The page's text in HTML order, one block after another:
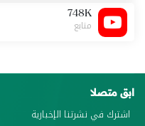
748K
متابع
ابق متصلا